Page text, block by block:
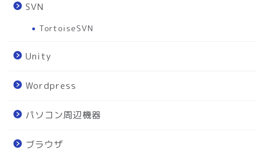
SVN
TortoiseSVN
Unity
Wordpress
パソコン周辺機器
ブラウザ